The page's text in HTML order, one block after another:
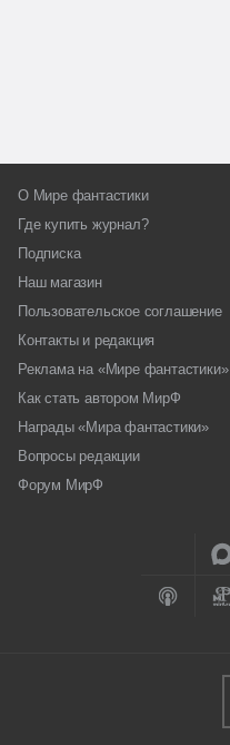
О Мире фантастики
Где купить журнал?
Подписка
Наш магазин
Пользовательское соглашение
Контакты и редакция
Реклама на «Мире фантастики»
Как стать автором МирФ
Награды «Мира фантастики»
Вопросы редакции
Форум МирФ